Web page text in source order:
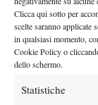
Clicca qui sotto per
scelte saranno applicate
in qualsiasi momento,
Cookie Policy o
dello schermo.
Statistiche
Enrico Milani
maniera perfetta
letteralmente
servizio ma si